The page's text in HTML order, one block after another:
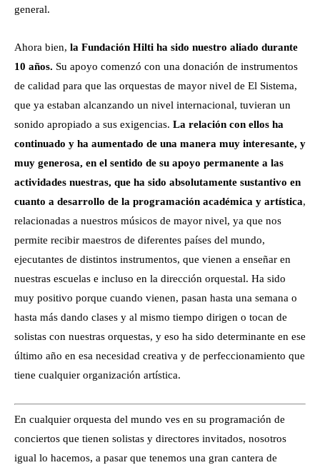
general.
Ahora bien, la Fundación Hilti ha sido nuestro aliado durante
10 años. Su apoyo comenzó con una donación de instrumentos
de calidad para que las orquestas de mayor nivel de El Sistema,
que ya estaban alcanzando un nivel internacional, tuvieran un
sonido apropiado a sus exigencias. La relación con ellos ha
continuado y ha aumentado de una manera muy interesante, y
muy generosa, en el sentido de su apoyo permanente a las
actividades nuestras, que ha sido absolutamente sustantivo en
cuanto a desarrollo de la programación académica y artística,
relacionadas a nuestros músicos de mayor nivel, ya que nos
permite recibir maestros de diferentes países del mundo,
ejecutantes de distintos instrumentos, que vienen a enseñar en
nuestras escuelas e incluso en la dirección orquestal. Ha sido
muy positivo porque cuando vienen, pasan hasta una semana o
hasta más dando clases y al mismo tiempo dirigen o tocan de
solistas con nuestras orquestas, y eso ha sido determinante en ese
último año en esa necesidad creativa y de perfeccionamiento que
tiene cualquier organización artística.
En cualquier orquesta del mundo ves en su programación de
conciertos que tienen solistas y directores invitados, nosotros
igual lo hacemos, a pasar que tenemos una gran cantera de